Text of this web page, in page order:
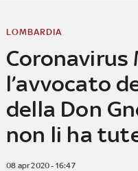
Coronavirus
l’avvocato
della Don
non li ha
LOMBARDIA
08 apr 2020 - 16:47